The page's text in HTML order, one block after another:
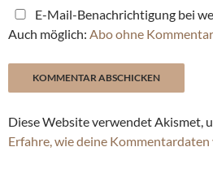
E-Mail-Benachrichtigung bei
Auch möglich: Abo ohne Kommentar
Diese Website verwendet Akismet,
Erfahre, wie deine